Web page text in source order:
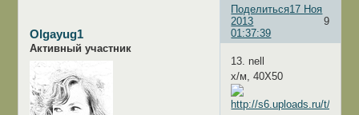
Поделиться
9
17 Ноя
2013
01:37:39
Olgayug1
Активный участник
13. nell
х/м, 40Х50